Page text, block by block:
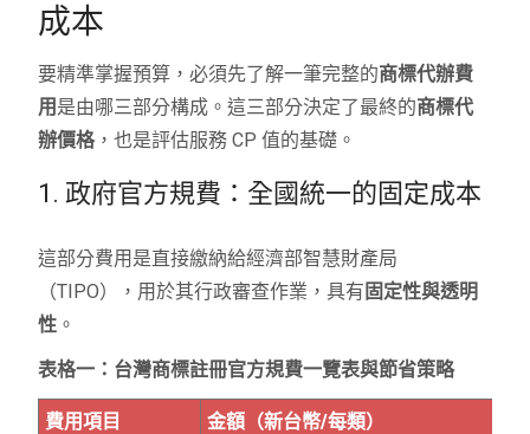
成本
要精準掌握預算，必須先了解一筆完整的商標代辦費
用 是由哪三部分構成。這三部分決定了最終的商標代
辦價格，也是評估服務 CP 值的基礎。
1. 政府官方規費：全國統一的固定成本
這部分費用是直接繳納給經濟部智慧財產局
（TIPO），用於其行政審查作業，具有 固定性與透明
性 。
表格一：台灣商標註冊官方規費一覽表與節省策略
費用項目 金額（新台幣/每類）